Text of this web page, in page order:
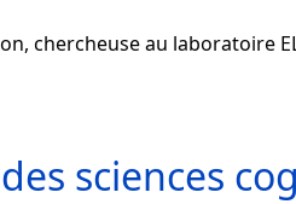
chercheuse au laboratoire
sciences